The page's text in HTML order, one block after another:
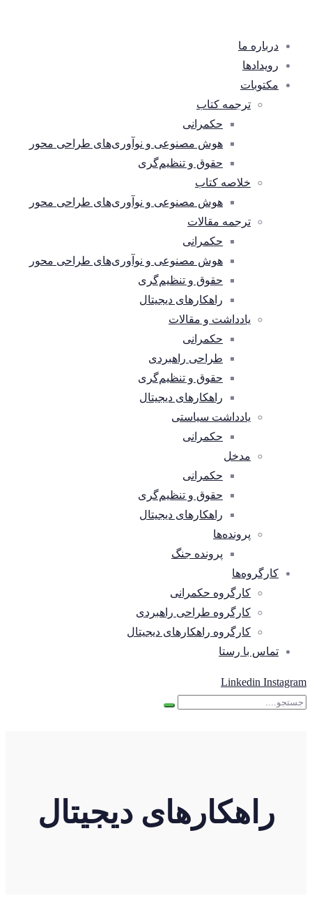
درباره ما
رویدادها
مکتوبات
ترجمه کتاب
حکمرانی
هوش مصنوعی و نوآوری‌های طراحی محور
حقوق و تنظیم‌گری
خلاصه کتاب
هوش مصنوعی و نوآوری‌های طراحی محور
ترجمه مقالات
حکمرانی
هوش مصنوعی و نوآوری‌های طراحی محور
حقوق و تنظیم‌گری
راهکارهای دیجیتال
یادداشت و مقالات
حکمرانی
طراحی راهبردی
حقوق و تنظیم‌گری
راهکارهای دیجیتال
یادداشت سیاستی
حکمرانی
مدخل
حکمرانی
حقوق و تنظیم‌گری
راهکارهای دیجیتال
پرونده‌ها
پرونده جنگ
کارگروه‌ها
کارگروه حکمرانی
کارگروه طراحی راهبردی
کارگروه راهکارهای دیجیتال
تماس با رستا
Linkedin Instagram
راهکارهای دیجیتال